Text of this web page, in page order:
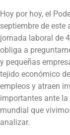
Hoy por hoy, el
septiembre de este
jornada laboral de
obliga a
y pequeñas
tejido económico
empleos y atraen
importantes ante
mundial que
analizar.